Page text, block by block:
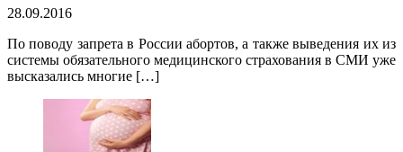
28.09.2016
По поводу запрета в России абортов, а также выведения их из
системы обязательного медицинского страхования в СМИ уже
высказались многие […]